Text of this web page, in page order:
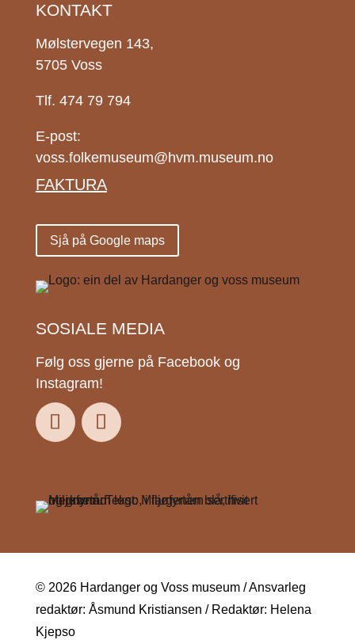
KONTAKT
Mølstervegen 143,
5705 Voss
Tlf. 474 79 794
E-post:
voss.folkemuseum@hvm.museum.no
FAKTURA
Sjå på Google maps
SOSIALE MEDIA
Følg oss gjerne på Facebook og
Instagram!
© 2026 Hardanger og Voss museum / Ansvarleg
redaktør: Åsmund Kristiansen / Redaktør: Helena
Kjepso